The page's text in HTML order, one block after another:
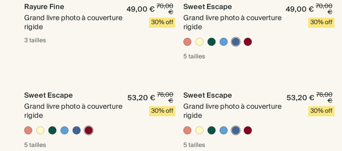
Rayure Fine
Grand livre photo à couverture
rigide
49,00 €70,00
€
30% off
3 tailles
Sweet Escape
Grand livre photo à couverture
rigide
49,00 €70,00
€
30% off
5 tailles
Sweet Escape
Grand livre photo à couverture
rigide
53,20 €76,00
€
30% off
5 tailles
Sweet Escape
Grand livre photo à couverture
rigide
53,20 €76,00
€
30% off
5 tailles